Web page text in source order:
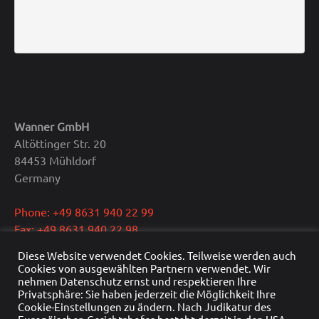
Wanner GmbH
Altöttinger Str. 20
84453 Mühldorf
Germany
Phone: +49 8631 940 22 99
Fax: +49 8631 940 22 98
CEO: Dipl.-Ing. Reinhold Wanner
VAT: DE291415429
HRB Nr.: HRB 22976
Diese Website verwendet Cookies. Teilweise werden auch
Cookies von ausgewählten Partnern verwendet. Wir
nehmen Datenschutz ernst und respektieren Ihre
Privatsphäre: Sie haben jederzeit die Möglichkeit Ihre
Cookie-Einstellungen zu ändern. Nach Judikatur des